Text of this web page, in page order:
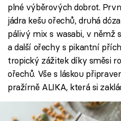
plné výběrových dobrot.
jádra kešu ořechů, druhá
pálivý mix s wasabi, v němž
a další ořechy s pikantní
tropický zážitek díky směsi
ořechů. Vše s láskou
pražírně ALIKA, která si